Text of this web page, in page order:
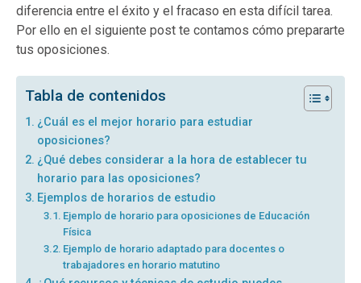
diferencia entre el éxito y el fracaso en esta difícil tarea.
Por ello en el siguiente post te contamos cómo prepararte
tus oposiciones.
Tabla de contenidos
¿Cuál es el mejor horario para estudiar
oposiciones?
¿Qué debes considerar a la hora de establecer tu
horario para las oposiciones?
Ejemplos de horarios de estudio
Ejemplo de horario para oposiciones de Educación
Física
Ejemplo de horario adaptado para docentes o
trabajadores en horario matutino